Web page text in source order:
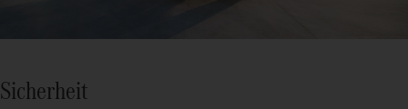
Sicherheit